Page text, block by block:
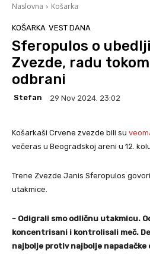
Naslovna Košarka
KOŠARKA VEST DANA
Sferopulos o
Zvezde, radu
odbrani
Stefan 29 Nov 2024. 23:02
Košarkaši Crvene zvezde bili su
večeras u Beogradskoj areni u 12.
Trene Zvezde Janis Sferopulos
utakmice.
– Odigrali smo odličnu utakmicu.
koncentrisani i kontrolisali meč.
najbolje protiv najbolje napadačke